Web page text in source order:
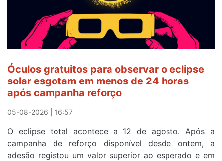
Óculos gratuitos para observar o eclipse
solar esgotam em menos de 24 horas
após campanha reforço
05-08-2026 | 16:57
O eclipse total acontece a 12 de agosto. Após a
campanha de reforço disponível desde ontem, a
adesão registou um valor superior ao esperado e em